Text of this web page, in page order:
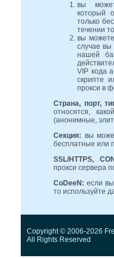
вы
который
только
течении
вы можете
случае вы
нашей
VIP кода
скрипте
прокси в
Страна, порт,
относятся,
(анонимные,
Секция: вы
бесплатные или
SSL/HTTPS,
прокси сервера
CoDeeN: если
то используйте
Copyright © 2006-2026
All Rights Reserved